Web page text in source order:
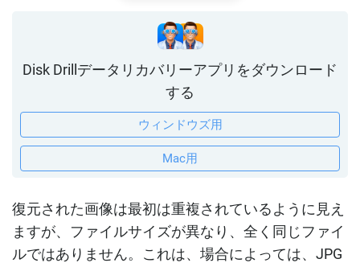
Disk Drillデータリカバリーアプリをダウンロード
する
ウィンドウズ用
Mac用
復元された画像は最初は重複されているように見え
ますが、ファイルサイズが異なり、全く同じファイ
ルではありません。これは、場合によっては、JPG